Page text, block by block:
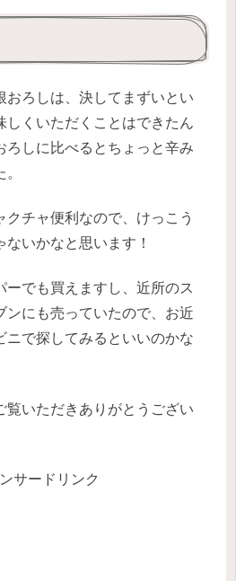
おろしは、決してまずいとい
しくいただくことはできたん
ろしに比べるとちょっと辛み
クチャ便利なので、けっこう
いかなと思います！
ーでも買えますし、近所のス
ンにも売っていたので、お近
ニで探してみるといいのかな
覧いただきありがとうござい
サードリンク